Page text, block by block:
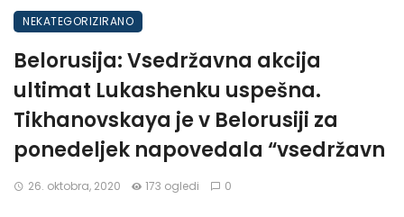
NEKATEGORIZIRANO
Belorusija: Vsedržavna akcija
ultimat Lukashenku uspešna.
Tikhanovskaya je v Belorusiji za
ponedeljek napovedala “vsedržavn
26. oktobra, 2020 173 ogledi 0